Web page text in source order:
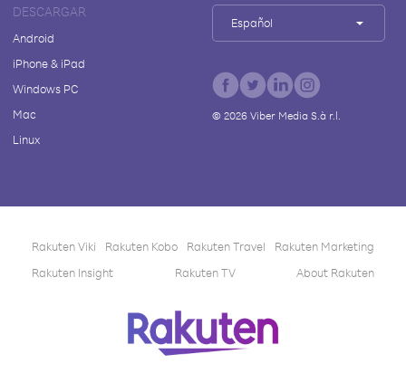
DESCARGAR
Android
iPhone & iPad
Windows PC
Mac
Linux
Español
© 2026Viber Media S.à r.l.
Rakuten Viki Rakuten Kobo Rakuten Travel
Rakuten Marketing
Rakuten Insight
Rakuten TV About Rakuten